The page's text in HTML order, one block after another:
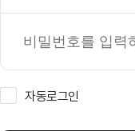
자동로그인